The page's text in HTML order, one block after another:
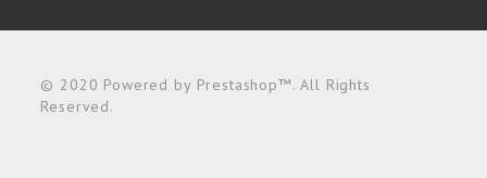
© 2020 Powered by Prestashop™. All Rights
Reserved.